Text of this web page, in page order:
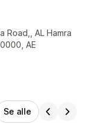
Road,, AL Hamra
AE
Se alle